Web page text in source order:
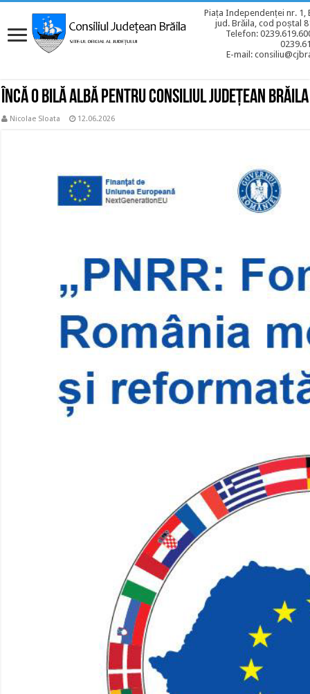
Piața Independenței nr. 1,
jud. Brăila, cod poștal
Telefon:
E-mail:
Încă o bilă albă pentru Consiliul Județean Brăila
Nicolae Sloata 12.06.2026